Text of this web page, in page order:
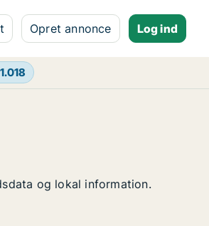
Opret annonce Log ind
1.018
og lokal information.